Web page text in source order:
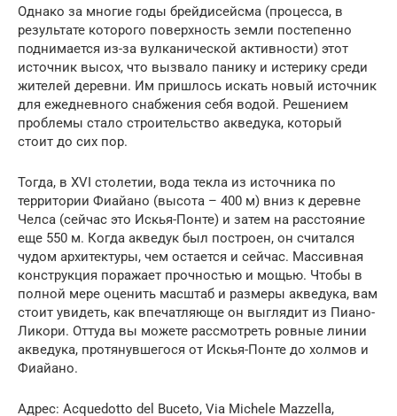
Однако за многие годы брейдисейсма (процесса, в
результате которого поверхность земли постепенно
поднимается из-за вулканической активности) этот
источник высох, что вызвало панику и истерику среди
жителей деревни. Им пришлось искать новый источник
для ежедневного снабжения себя водой. Решением
проблемы стало строительство акведука, который
стоит до сих пор.
Тогда, в XVI столетии, вода текла из источника по
территории Фиайано (высота – 400 м) вниз к деревне
Челса (сейчас это Искья-Понте) и затем на расстояние
еще 550 м. Когда акведук был построен, он считался
чудом архитектуры, чем остается и сейчас. Массивная
конструкция поражает прочностью и мощью. Чтобы в
полной мере оценить масштаб и размеры акведука, вам
стоит увидеть, как впечатляюще он выглядит из Пиано-
Ликори. Оттуда вы можете рассмотреть ровные линии
акведука, протянувшегося от Искья-Понте до холмов и
Фиайано.
Адрес: Acquedotto del Buceto, Via Michele Mazzella,